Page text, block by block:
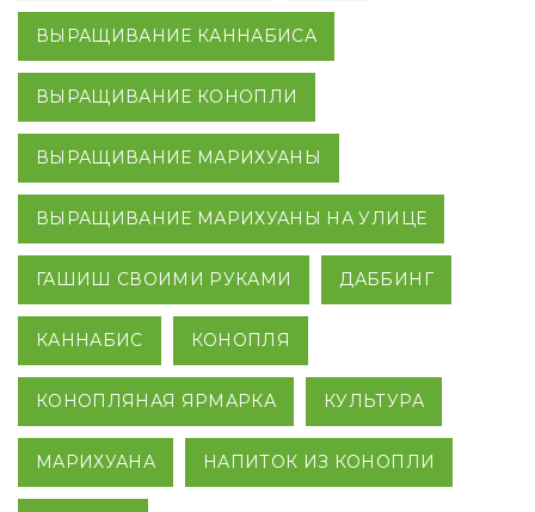
ВЫРАЩИВАНИЕ КАННАБИСА
ВЫРАЩИВАНИЕ КОНОПЛИ
ВЫРАЩИВАНИЕ МАРИХУАНЫ
ВЫРАЩИВАНИЕ МАРИХУАНЫ НА УЛИЦЕ
ГАШИШ СВОИМИ РУКАМИ ДАББИНГ
КАННАБИС КОНОПЛЯ
КОНОПЛЯНАЯ ЯРМАРКА КУЛЬТУРА
МАРИХУАНА НАПИТОК ИЗ КОНОПЛИ